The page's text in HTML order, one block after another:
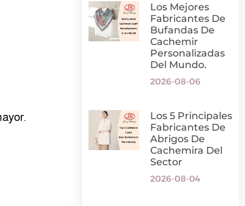
Los Mejores
Fabricantes De
Bufandas De
Cachemir
Personalizadas
Del Mundo.
2026-08-06
Los 5 Principales
Fabricantes De
Abrigos De
Cachemira Del
Sector
2026-08-04